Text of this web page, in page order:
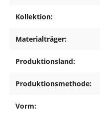
Kollektion:
Materialträger:
Produktionsland:
Produktionsmethode:
Vorm: